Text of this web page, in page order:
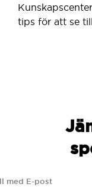
tips för att se
med E-post